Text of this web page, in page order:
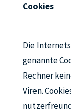
Cookies
Die
genannte
Rechner
Viren.